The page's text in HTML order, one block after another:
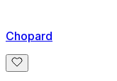
Chopard